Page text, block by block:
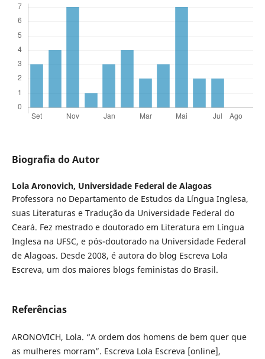
Biografia do Autor
Lola Aronovich, Universidade Federal de Alagoas
Professora no Departamento de Estudos da Língua Inglesa,
suas Literaturas e Tradução da Universidade Federal do
Ceará. Fez mestrado e doutorado em Literatura em Língua
Inglesa na UFSC, e pós-doutorado na Universidade Federal
de Alagoas. Desde 2008, é autora do blog Escreva Lola
Escreva, um dos maiores blogs feministas do Brasil.
Referências
ARONOVICH, Lola. “A ordem dos homens de bem quer que
as mulheres morram”. Escreva Lola Escreva [online],